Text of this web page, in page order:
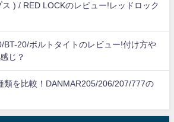
) / RED LOCKのレビュー!レッドロック
BT-20/ボルトタイトのレビュー!付け方や
じ？
類を比較！DANMAR205/206/207/777の